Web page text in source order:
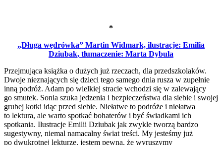
*
„Długa wędrówka” Martin Widmark, ilustracje: Emilia
Dziubak, tłumaczenie: Marta Dybula
Przejmująca książka o dużych już rzeczach, dla przedszkolaków.
Dwoje nieznających się dzieci tego samego dnia rusza w zupełnie
inną podróż. Adam po wielkiej stracie wchodzi się w zalewający
go smutek. Sonia szuka jedzenia i bezpieczeństwa dla siebie i swojej
grubej kotki idąc przed siebie. Niełatwe to podróże i niełatwa
to lektura, ale warto spotkać bohaterów i być świadkami ich
spotkania. Ilustracje Emilii Dziubak jak zwykle tworzą bardzo
sugestywny, niemal namacalny świat treści. My jesteśmy już
po dwukrotnej lekturze, jestem pewna, że wyruszymy